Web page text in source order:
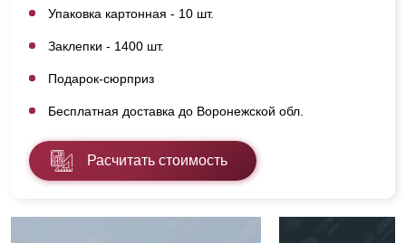
Упаковка картонная - 10 шт.
Заклепки - 1400 шт.
Подарок-сюрприз
Бесплатная доставка до Воронежской обл.
Расчитать стоимость